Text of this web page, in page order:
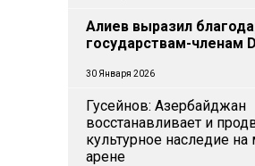
Алиев выразил
государствам-членам
30 Января 2026
Гусейнов: Азербайджан
восстанавливает и
культурное наследие
арене